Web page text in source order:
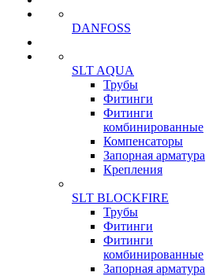
DANFOSS
SLT AQUA
Трубы
Фитинги
Фитинги
комбинированные
Компенсаторы
Запорная арматура
Крепления
SLT BLOCKFIRE
Трубы
Фитинги
Фитинги
комбинированные
Запорная арматура